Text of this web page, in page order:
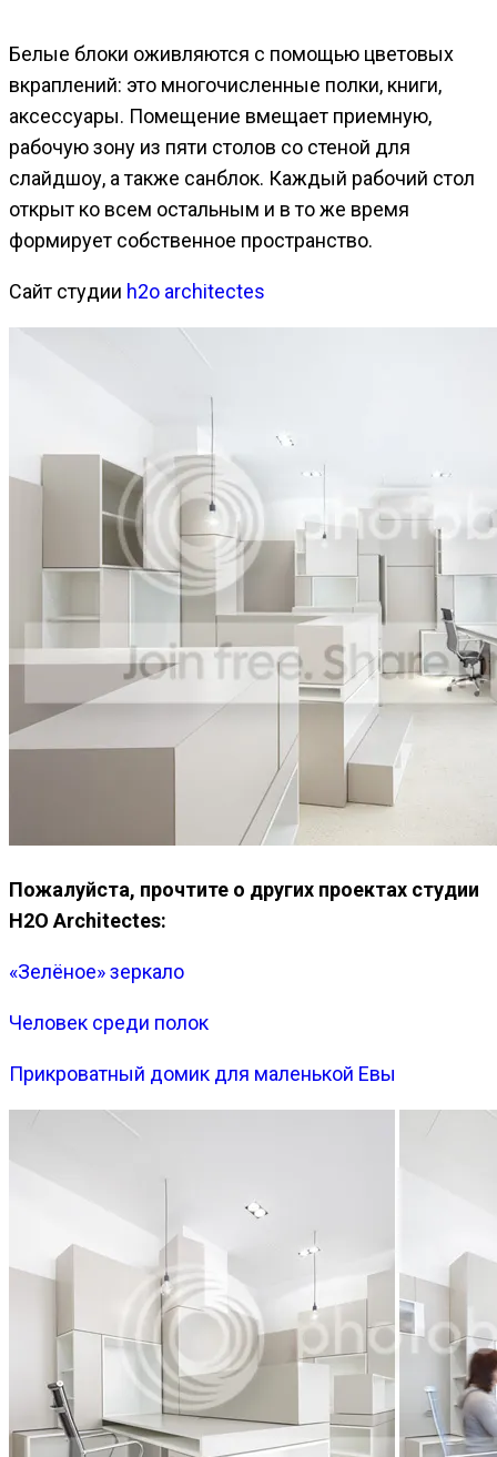
Белые блоки оживляются с помощью цветовых
вкраплений: это многочисленные полки, книги,
аксессуары. Помещение вмещает приемную,
рабочую зону из пяти столов со стеной для
слайдшоу, а также санблок. Каждый рабочий стол
открыт ко всем остальным и в то же время
формирует собственное пространство.
Сайт студии h2o architectes
Пожалуйста, прочтите о других проектах студии
H2O Architectes:
«Зелёное» зеркало
Человек среди полок
Прикроватный домик для маленькой Евы